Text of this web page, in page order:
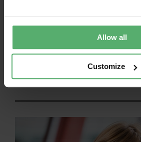
Allow all
Customize
关于查尔默斯工业公司
在能源、材
和循环经济领域作为顾问提供
在使明天准备好迎接未来。